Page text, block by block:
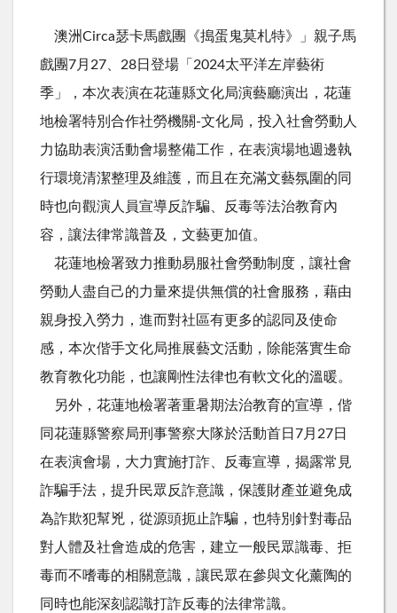
澳洲Circa瑟卡馬戲團《搗蛋鬼莫札特》」親子馬
戲團7月27、28日登場「2024太平洋左岸藝術
季」，本次表演在花蓮縣文化局演藝廳演出，花蓮
地檢署特別合作社勞機關-文化局，投入社會勞動人
力協助表演活動會場整備工作，在表演場地週邊執
行環境清潔整理及維護，而且在充滿文藝氛圍的同
時也向觀演人員宣導反詐騙、反毒等法治教育內
容，讓法律常識普及，文藝更加值。
花蓮地檢署致力推動易服社會勞動制度，讓社會
勞動人盡自己的力量來提供無償的社會服務，藉由
親身投入勞力，進而對社區有更多的認同及使命
感，本次偕手文化局推展藝文活動，除能落實生命
教育教化功能，也讓剛性法律也有軟文化的溫暖。
另外，花蓮地檢署著重暑期法治教育的宣導，偕
同花蓮縣警察局刑事警察大隊於活動首日7月27日
在表演會場，大力實施打詐、反毒宣導，揭露常見
詐騙手法，提升民眾反詐意識，保護財產並避免成
為詐欺犯幫兇，從源頭扼止詐騙，也特別針對毒品
對人體及社會造成的危害，建立一般民眾識毒、拒
毒而不嗜毒的相關意識，讓民眾在參與文化薰陶的
同時也能深刻認識打詐反毒的法律常識。